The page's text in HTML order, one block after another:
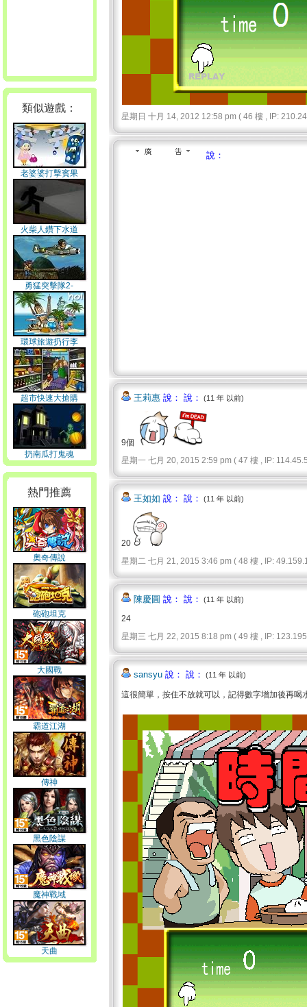
類似遊戲：
老婆婆打擊賓果
火柴人鑽下水道
勇猛突擊隊2-
Commando2
環球旅遊扔行李
超市快速大搶購
扔南瓜打鬼魂
熱門推薦
奧奇傳說
砲砲坦克
大國戰
霸道江湖
傳神
黑色陰謀
魔神戰域
天曲
星期日 十月 14, 2012 12:58 pm ( 46 樓 , IP:
說：
王莉惠 說： 說： (11 年 以前)
9個
星期一 七月 20, 2015 2:59 pm ( 47 樓 , IP:
王如如 說： 說： (11 年 以前)
20
星期二 七月 21, 2015 3:46 pm ( 48 樓 , IP:
陳慶圓 說： 說： (11 年 以前)
24
星期三 七月 22, 2015 8:18 pm ( 49 樓 , IP:
sansyu 說： 說： (11 年 以前)
這很簡單，按住不放就可以，記得數字增加後再喝